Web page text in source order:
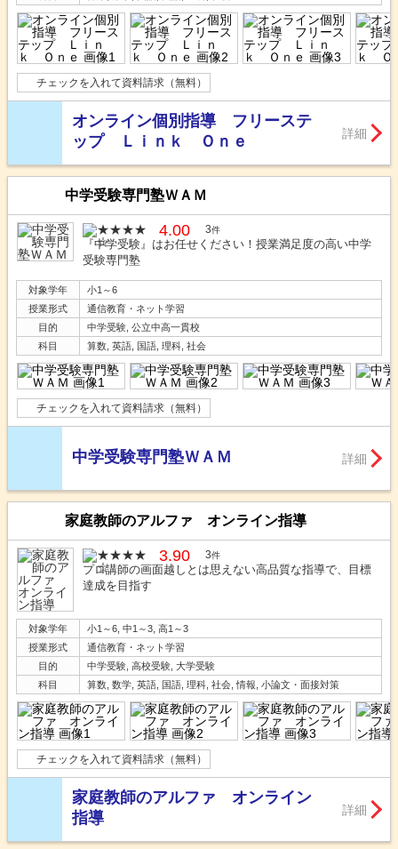
チェックを入れて資料請求（無料）
オンライン個別指導 フリーステ
ップ Ｌｉｎｋ Ｏｎｅ
詳細
中学受験専門塾ＷＡＭ
4.00 3件
『中学受験』はお任せください！授業満足度の高い中学
受験専門塾
対象学年
小1～6
授業形式
通信教育・ネット学習
目的
中学受験, 公立中高一貫校
科目
算数, 英語, 国語, 理科, 社会
チェックを入れて資料請求（無料）
中学受験専門塾ＷＡＭ 詳細
家庭教師のアルファ オンライン指導
3.90 3件
プロ講師の画面越しとは思えない高品質な指導で、目標
達成を目指す
対象学年
小1～6, 中1～3, 高1～3
授業形式
通信教育・ネット学習
目的
中学受験, 高校受験, 大学受験
科目
算数, 数学, 英語, 国語, 理科, 社会, 情報, 小論文・面接対策
チェックを入れて資料請求（無料）
家庭教師のアルファ オンライン
指導
詳細